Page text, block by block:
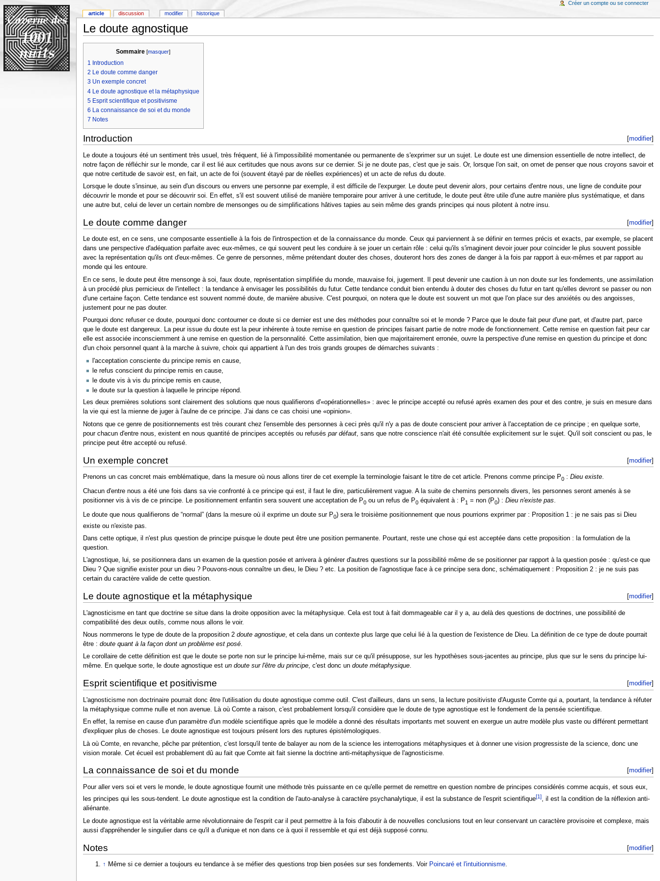
Le doute agnostique
Sommaire [masquer]
1 Introduction
2 Le doute comme danger
3 Un exemple concret
4 Le doute agnostique et la métaphysique
5 Esprit scientifique et positivisme
6 La connaissance de soi et du monde
7 Notes
[modifier]
Introduction
Le doute a toujours été un sentiment très usuel, très fréquent, lié à l'impossibilité momentanée ou permanente de s'exprimer sur un sujet. Le doute est une dimension essentielle de notre intellect, de
notre façon de réfléchir sur le monde, car il est lié aux certitudes que nous avons sur ce dernier. Si je ne doute pas, c'est que je sais. Or, lorsque l'on sait, on omet de penser que nous croyons savoir et
que notre certitude de savoir est, en fait, un acte de foi (souvent étayé par de réelles expériences) et un acte de refus du doute.
Lorsque le doute s'insinue, au sein d'un discours ou envers une personne par exemple, il est difficile de l'expurger. Le doute peut devenir alors, pour certains d'entre nous, une ligne de conduite pour
découvrir le monde et pour se découvrir soi. En effet, s'il est souvent utilisé de manière temporaire pour arriver à une certitude, le doute peut être utile d'une autre manière plus systématique, et dans
une autre but, celui de lever un certain nombre de mensonges ou de simplifications hâtives tapies au sein même des grands principes qui nous pilotent à notre insu.
[modifier]
Le doute comme danger
Le doute est, en ce sens, une composante essentielle à la fois de l'introspection et de la connaissance du monde. Ceux qui parviennent à se définir en termes précis et exacts, par exemple, se placent
dans une perspective d'adéquation parfaite avec eux-mêmes, ce qui souvent peut les conduire à se jouer un certain rôle : celui qu'ils s'imaginent devoir jouer pour coïncider le plus souvent possible
avec la représentation qu'ils ont d'eux-mêmes. Ce genre de personnes, même prétendant douter des choses, douteront hors des zones de danger à la fois par rapport à eux-mêmes et par rapport au
monde qui les entoure.
En ce sens, le doute peut être mensonge à soi, faux doute, représentation simplifiée du monde, mauvaise foi, jugement. Il peut devenir une caution à un non doute sur les fondements, une assimilation
à un procédé plus pernicieux de l'intellect : la tendance à envisager les possibilités du futur. Cette tendance conduit bien entendu à douter des choses du futur en tant qu'elles devront se passer ou non
d'une certaine façon. Cette tendance est souvent nommé doute, de manière abusive. C'est pourquoi, on notera que le doute est souvent un mot que l'on place sur des anxiétés ou des angoisses,
justement pour ne pas douter.
Pourquoi donc refuser ce doute, pourquoi donc contourner ce doute si ce dernier est une des méthodes pour connaître soi et le monde ? Parce que le doute fait peur d'une part, et d'autre part, parce
que le doute est dangereux. La peur issue du doute est la peur inhérente à toute remise en question de principes faisant partie de notre mode de fonctionnement. Cette remise en question fait peur car
elle est associée inconsciemment à une remise en question de la personnalité. Cette assimilation, bien que majoritairement erronée, ouvre la perspective d'une remise en question du principe et donc
d'un choix personnel quant à la marche à suivre, choix qui appartient à l'un des trois grands groupes de démarches suivants :
l'acceptation consciente du principe remis en cause,
le refus conscient du principe remis en cause,
le doute vis à vis du principe remis en cause,
le doute sur la question à laquelle le principe répond.
Les deux premières solutions sont clairement des solutions que nous qualifierons d'«opérationnelles» : avec le principe accepté ou refusé après examen des pour et des contre, je suis en mesure dans
la vie qui est la mienne de juger à l'aulne de ce principe. J'ai dans ce cas choisi une «opinion».
Notons que ce genre de positionnements est très courant chez l'ensemble des personnes à ceci près qu'il n'y a pas de doute conscient pour arriver à l'acceptation de ce principe ; en quelque sorte,
pour chacun d'entre nous, existent en nous quantité de principes acceptés ou refusés par défaut, sans que notre conscience n'ait été consultée explicitement sur le sujet. Qu'il soit conscient ou pas, le
principe peut être accepté ou refusé.
[modifier]
Un exemple concret
Prenons un cas concret mais emblématique, dans la mesure où nous allons tirer de cet exemple la terminologie faisant le titre de cet article. Prenons comme principe P0: Dieu existe.
Chacun d'entre nous a été une fois dans sa vie confronté à ce principe qui est, il faut le dire, particulièrement vague. A la suite de chemins personnels divers, les personnes seront amenés à se
positionner vis à vis de ce principe. Le positionnement enfantin sera souvent une acceptation de P0ou un refus de P0équivalent à : P1 = non (P0) : Dieu n'existe pas.
Le doute que nous qualifierons de “normal” (dans la mesure où il exprime un doute sur P0) sera le troisième positionnement que nous pourrions exprimer par : Proposition 1 : je ne sais pas si Dieu
existe ou n'existe pas.
Dans cette optique, il n'est plus question de principe puisque le doute peut être une position permanente. Pourtant, reste une chose qui est acceptée dans cette proposition : la formulation de la
question.
L'agnostique, lui, se positionnera dans un examen de la question posée et arrivera à générer d'autres questions sur la possibilité même de se positionner par rapport à la question posée : qu'est-ce que
Dieu ? Que signifie exister pour un dieu ? Pouvons-nous connaître un dieu, le Dieu ? etc. La position de l'agnostique face à ce principe sera donc, schématiquement : Proposition 2 : je ne suis pas
certain du caractère valide de cette question.
[modifier]
Le doute agnostique et la métaphysique
L'agnosticisme en tant que doctrine se situe dans la droite opposition avec la métaphysique. Cela est tout à fait dommageable car il y a, au delà des questions de doctrines, une possibilité de
compatibilité des deux outils, comme nous allons le voir.
Nous nommerons le type de doute de la proposition 2 doute agnostique, et cela dans un contexte plus large que celui lié à la question de l'existence de Dieu. La définition de ce type de doute pourrait
être : doute quant à la façon dont un problème est posé.
Le corollaire de cette définition est que le doute se porte non sur le principe lui-même, mais sur ce qu'il présuppose, sur les hypothèses sous-jacentes au principe, plus que sur le sens du principe lui-
même. En quelque sorte, le doute agnostique est un doute sur l'être du principe, c'est donc un doute métaphysique.
[modifier]
Esprit scientifique et positivisme
L'agnosticisme non doctrinaire pourrait donc être l'utilisation du doute agnostique comme outil. C'est d'ailleurs, dans un sens, la lecture positiviste d'Auguste Comte qui a, pourtant, la tendance à réfuter
la métaphysique comme nulle et non avenue. Là où Comte a raison, c'est probablement lorsqu'il considère que le doute de type agnostique est le fondement de la pensée scientifique.
En effet, la remise en cause d'un paramètre d'un modèle scientifique après que le modèle a donné des résultats importants met souvent en exergue un autre modèle plus vaste ou différent permettant
d'expliquer plus de choses. Le doute agnostique est toujours présent lors des ruptures épistémologiques.
Là où Comte, en revanche, pêche par prétention, c'est lorsqu'il tente de balayer au nom de la science les interrogations métaphysiques et à donner une vision progressiste de la science, donc une
vision morale. Cet écueil est probablement dû au fait que Comte ait fait sienne la doctrine anti-métaphysique de l'agnosticisme.
[modifier]
La connaissance de soi et du monde
Pour aller vers soi et vers le monde, le doute agnostique fournit une méthode très puissante en ce qu'elle permet de remettre en question nombre de principes considérés comme acquis, et sous eux,
les principes qui les sous-tendent. Le doute agnostique est la condition de l'auto-analyse à caractère psychanalytique, il est la substance de l'esprit scientifique[1], il est la condition de la réflexion anti-
aliénante.
Le doute agnostique est la véritable arme révolutionnaire de l'esprit car il peut permettre à la fois d'aboutir à de nouvelles conclusions tout en leur conservant un caractère provisoire et complexe, mais
aussi d'appréhender le singulier dans ce qu'il a d'unique et non dans ce à quoi il ressemble et qui est déjà supposé connu.
[modifier]
Notes
↑ Même si ce dernier a toujours eu tendance à se méfier des questions trop bien posées sur ses fondements. Voir Poincaré et l'intuitionnisme.
article discussion modifier historique
Créer un compte ou se connecter